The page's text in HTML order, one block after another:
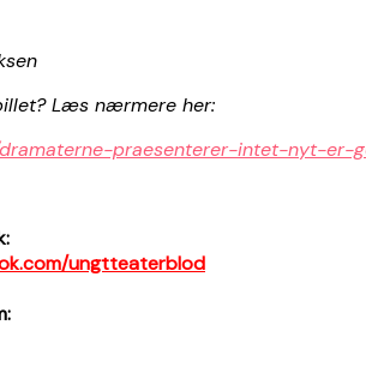
Læs nærmere her:
praesenterer-intet-nyt-er-
ungtteaterblod